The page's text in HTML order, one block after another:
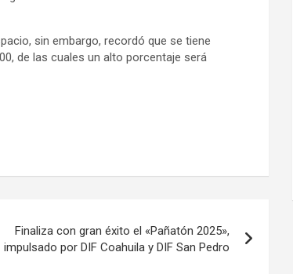
sin embargo, recordó que se tiene
de las cuales un alto porcentaje será
Finaliza con gran éxito el «Pañatón 2025»,
impulsado por DIF Coahuila y DIF San Pedro